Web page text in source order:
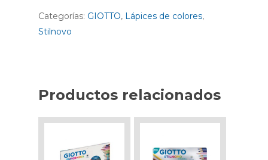
Categorías: GIOTTO, Lápices de colores,
Stilnovo
Productos relacionados